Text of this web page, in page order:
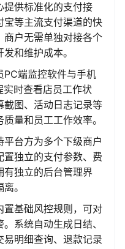
提供标准化的支付接
宝等主流支付渠道的快
商户无需单独对接各个
和维护成本。
PC端监控软件与手机
实时查看店员工作状
截图、活动日志记录等
量和员工工作效率。
平台方为多个下级商户
独立的支付参数、费
独立的后台管理界
。
置基础风控规则，可对
系统自动生成日结、
明细查询、退款记录